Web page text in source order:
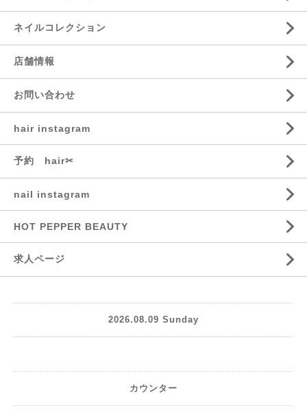
ネイルコレクション
店舗情報
お問い合わせ
hair instagram
予約 hair✂︎
nail instagram
HOT PEPPER BEAUTY
求人ページ
2026.08.09 Sunday
カウンター